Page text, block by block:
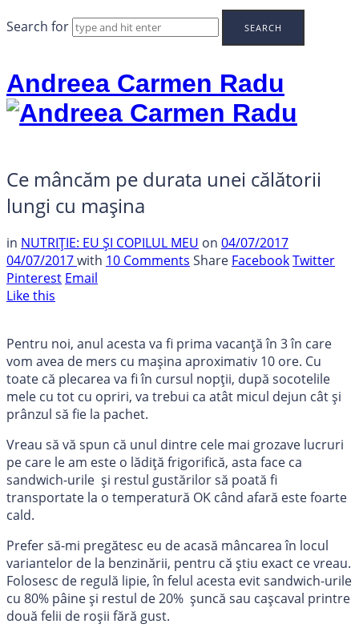
Search for
Andreea Carmen Radu
Ce mâncăm pe durata unei călătorii
lungi cu mașina
in NUTRIȚIE: EU ȘI COPILUL MEU on 04/07/2017
04/07/2017with 10 Comments Share FacebookTwitter
Pinterest Email
Like this
Pentru noi, anul acesta va fi prima vacanță în 3 în care
vom avea de mers cu mașina aproximativ 10 ore. Cu
toate că plecarea va fi în cursul nopții, după socotelile
mele cu tot cu opriri, va trebui ca atât micul dejun cât și
prânzul să fie la pachet.
Vreau să vă spun că unul dintre cele mai grozave lucruri
pe care le am este o lădiță frigorifică, asta face ca
sandwich-urile și restul gustărilor să poată fi
transportate la o temperatură OK când afară este foarte
cald.
Prefer să-mi pregătesc eu de acasă mâncarea în locul
variantelor de la benzinării, pentru că știu exact ce vreau.
Folosesc de regulă lipie, în felul acesta evit sandwich-urile
cu 80% pâine și restul de 20% șuncă sau cașcaval printre
două felii de roșii fără gust.